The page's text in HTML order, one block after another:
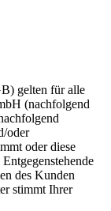
gelten für alle
(nachfolgend
oder
oder diese
des Kunden
stimmt Ihrer